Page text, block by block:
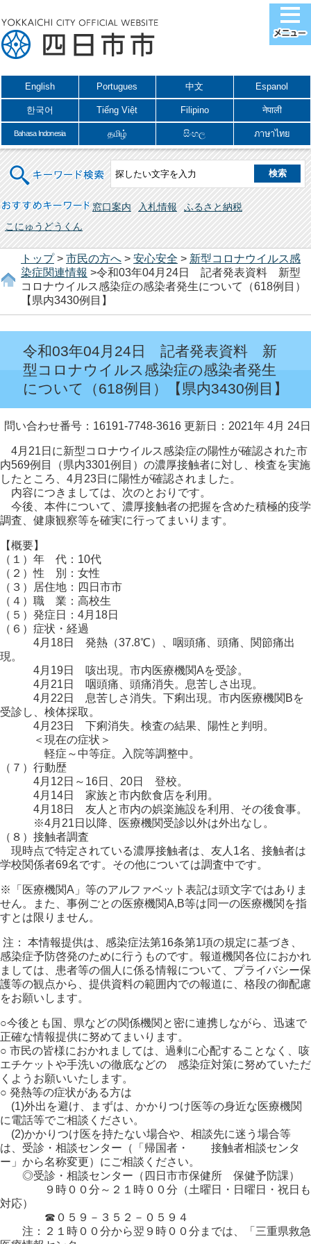
English Portugues 中文 Espanol
한국어 Tiếng Việt Filipino नेपाली
Bahasa Indonesia தமிழ் සිංහල ภาษาไทย
キーワード検索
おすすめキーワード 窓口案内 入札情報
ふるさと納税
こにゅうどうくん
トップ> 市民の方へ > 安心安全 > 新型コロナウイルス感
染症関連情報 >令和03年04月24日 記者発表資料 新型
コロナウイルス感染症の感染者発生について（618例目）
【県内3430例目】
令和03年04月24日 記者発表資料 新
型コロナウイルス感染症の感染者発生
について（618例目）【県内3430例目】
問い合わせ番号：16191-7748-3616 更新日：2021年 4月 24日
4月21日に新型コロナウイルス感染症の陽性が確認された市
内569例目（県内3301例目）の濃厚接触者に対し、検査を実施
したところ、4月23日に陽性が確認されました。
内容につきましては、次のとおりです。
今後、本件について、濃厚接触者の把握を含めた積極的疫学
調査、健康観察等を確実に行ってまいります。
【概要】
（１）年 代：10代
（２）性 別：女性
（３）居住地：四日市市
（４）職 業：高校生
（５）発症日：4月18日
（６）症状・経過
4月18日 発熱（37.8℃）、咽頭痛、頭痛、関節痛出
現。
4月19日 咳出現。市内医療機関Aを受診。
4月21日 咽頭痛、頭痛消失。息苦しさ出現。
4月22日 息苦しさ消失。下痢出現。市内医療機関Bを
受診し、検体採取。
4月23日 下痢消失。検査の結果、陽性と判明。
＜現在の症状＞
軽症～中等症。入院等調整中。
（７）行動歴
4月12日～16日、20日 登校。
4月14日 家族と市内飲食店を利用。
4月18日 友人と市内の娯楽施設を利用、その後食事。
※4月21日以降、医療機関受診以外は外出なし。
（８）接触者調査
現時点で特定されている濃厚接触者は、友人1名、接触者は
学校関係者69名です。その他については調査中です。
※「医療機関A」等のアルファベット表記は頭文字ではありま
せん。また、事例ごとの医療機関A,B等は同一の医療機関を指
すとは限りません。
注： 本情報提供は、感染症法第16条第1項の規定に基づき、
感染症予防啓発のために行うものです。報道機関各位におかれ
ましては、患者等の個人に係る情報について、プライバシー保
護等の観点から、提供資料の範囲内での報道に、格段の御配慮
をお願いします。
○今後とも国、県などの関係機関と密に連携しながら、迅速で
正確な情報提供に努めてまいります。
○ 市民の皆様におかれましては、過剰に心配することなく、咳
エチケットや手洗いの徹底などの 感染症対策に努めていただ
くようお願いいたします。
○ 発熱等の症状がある方は
(1)外出を避け、まずは、かかりつけ医等の身近な医療機関
に電話等でご相談ください。
(2)かかりつけ医を持たない場合や、相談先に迷う場合等
は、受診・相談センター（「帰国者・ 接触者相談センタ
ー」から名称変更）にご相談ください。
◎受診・相談センター（四日市市保健所 保健予防課）
９時００分～２１時００分（土曜日・日曜日・祝日も
対応）
☎０５９－３５２－０５９４
注：２１時００分から翌９時００分までは、「三重県救急